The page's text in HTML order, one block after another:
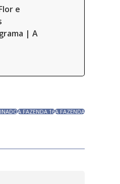
e
| A
A FAZENDA 16A FAZENDA